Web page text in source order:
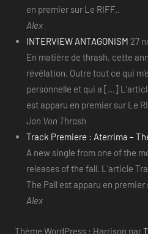
en premier sur Le RIFF..
Alex
INTERVIEW ANTAGONISM 27
En matière de thrash, cette
révélation. Outre tout ce qui
personnelle et qui a [...]
est apparu en premier sur Le
Jon Von Thrash
Track Premiere : Aterrima –
A new single from one of the
releases of the fall. L’article
The Pall est apparu en premier
Alex
Thème WordPress : Harrison par